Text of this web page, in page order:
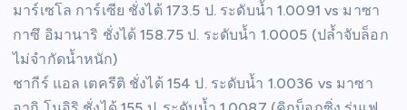
มาร์เซโล การ์เซีย ชั่งได้ 173.5 ป. ระดับน้ำ 1.0091 vs มาซา
กาซึ อิมานาริ ชั่งได้ 158.75 ป. ระดับน้ำ 1.0005 (ปล้ำจับล็อก
ไม่จำกัดน้ำหนัก)
ชากีร์ แอล เตครีติ ชั่งได้ 154 ป. ระดับน้ำ 1.0036 vs มาซา